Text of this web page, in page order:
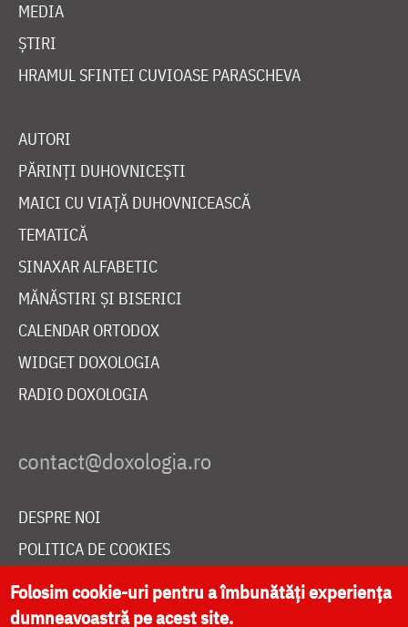
MEDIA
ȘTIRI
HRAMUL SFINTEI CUVIOASE PARASCHEVA
AUTORI
PĂRINȚI DUHOVNICEȘTI
MAICI CU VIAȚĂ DUHOVNICEASCĂ
TEMATICĂ
SINAXAR ALFABETIC
MĂNĂSTIRI ȘI BISERICI
CALENDAR ORTODOX
WIDGET DOXOLOGIA
RADIO DOXOLOGIA
DESPRE NOI
POLITICA DE COOKIES
DONEAZĂ ONLINE PENTRU CATEDRALA NAȚIONALĂ
Folosim cookie-uri pentru a îmbunătăți experiența
dumneavoastră pe acest site.